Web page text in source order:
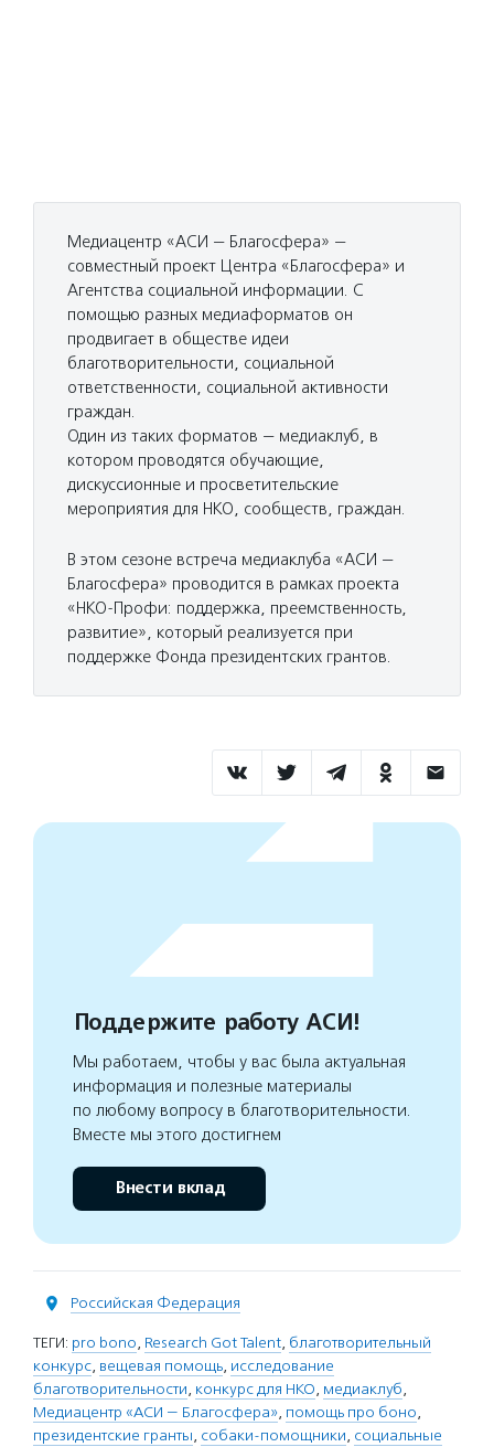
Медиацентр «АСИ — Благосфера» —
совместный проект Центра «Благосфера» и
Агентства социальной информации. С
помощью разных медиаформатов он
продвигает в обществе идеи
благотворительности, социальной
ответственности, социальной активности
граждан.
Один из таких форматов — медиаклуб, в
котором проводятся обучающие,
дискуссионные и просветительские
мероприятия для НКО, сообществ, граждан.
В этом сезоне встреча медиаклуба «АСИ —
Благосфера» проводится в рамках проекта
«НКО-Профи: поддержка, преемственность,
развитие», который реализуется при
поддержке Фонда президентских грантов.
Поддержите работу АСИ!
Мы работаем, чтобы у вас была актуальная
информация и полезные материалы
по любому вопросу в благотворительности.
Вместе мы этого достигнем
Внести вклад
Российская Федерация
ТЕГИ: pro bono, Research Got Talent, благотворительный
конкурс, вещевая помощь, исследование
благотворительности, конкурс для НКО, медиаклуб,
Медиацентр «АСИ — Благосфера», помощь про боно,
президентские гранты, собаки-помощники, социальные